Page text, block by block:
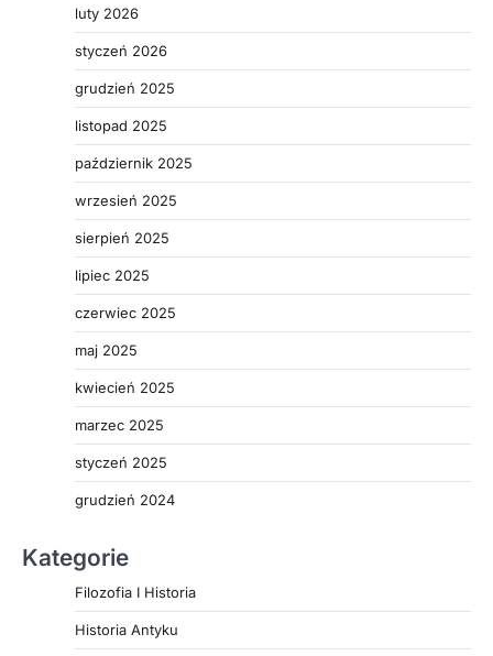
luty 2026
styczeń 2026
grudzień 2025
listopad 2025
październik 2025
wrzesień 2025
sierpień 2025
lipiec 2025
czerwiec 2025
maj 2025
kwiecień 2025
marzec 2025
styczeń 2025
grudzień 2024
Kategorie
Filozofia I Historia
Historia Antyku